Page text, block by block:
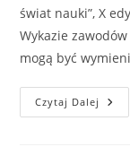
świat nauki”, X
Wykazie
mogą być
Czytaj Dalej